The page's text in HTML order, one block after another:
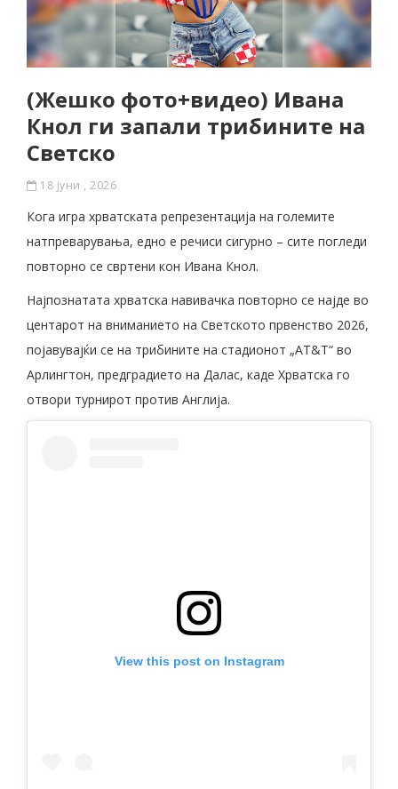
(Жешко фото+видео) Ивана
Кнол ги запали трибините на
Светско
18 јуни , 2026
Кога игра хрватската репрезентација на големите
натпреварувања, едно е речиси сигурно – сите погледи
повторно се свртени кон Ивана Кнол.
Најпознатата хрватска навивачка повторно се најде во
центарот на вниманието на Светското првенство 2026,
појавувајќи се на трибините на стадионот „AT&T“ во
Арлингтон, предградието на Далас, каде Хрватска го
отвори турнирот против Англија.
View this post on Instagram